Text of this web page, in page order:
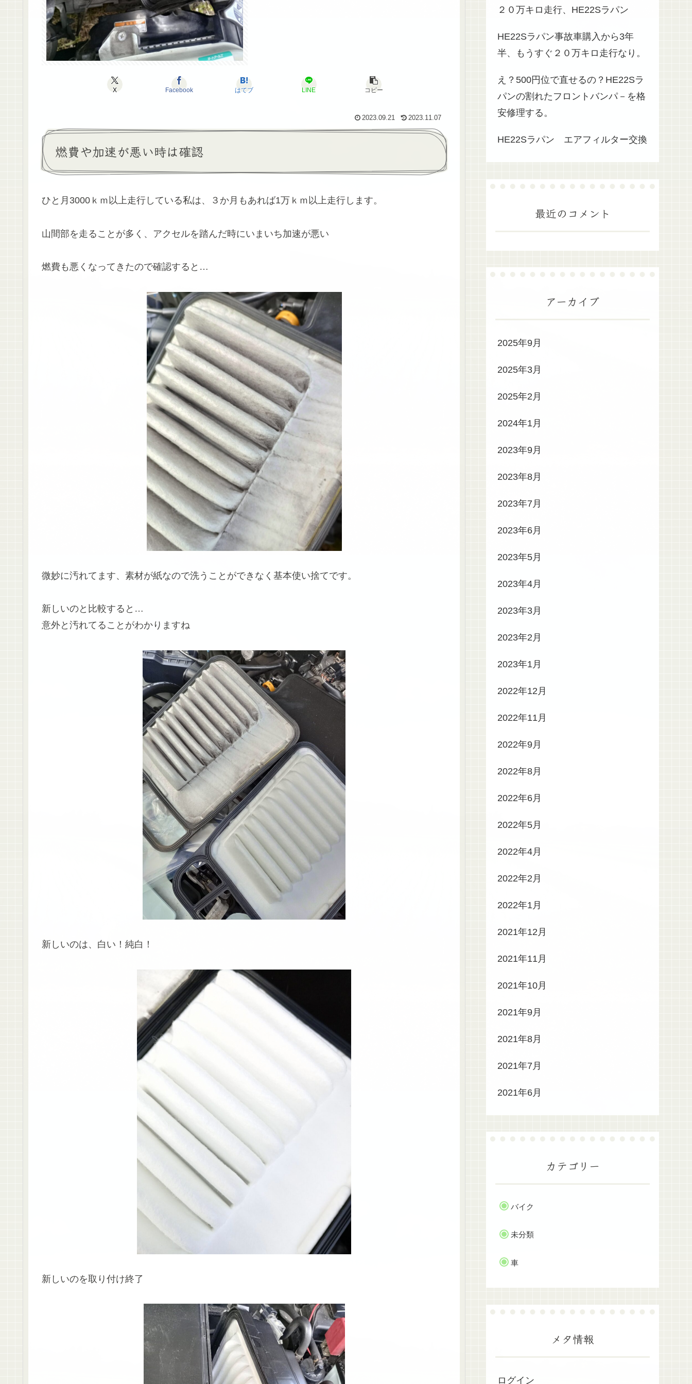
X Facebook はてブ LINE コピー
2023.09.21 2023.11.07
燃費や加速が悪い時は確認
ひと月3000ｋｍ以上走行している私は、３か月もあれば1万ｋｍ以上走行します。
山間部を走ることが多く、アクセルを踏んだ時にいまいち加速が悪い
燃費も悪くなってきたので確認すると…
微妙に汚れてます、素材が紙なので洗うことができなく基本使い捨てです。
新しいのと比較すると…
意外と汚れてることがわかりますね
新しいのは、白い！純白！
新しいのを取り付け終了
２０万キロ走行、HE22Sラパン
HE22Sラパン事故車購入から3年
半、もうすぐ２０万キロ走行なり。
え？500円位で直せるの？HE22Sラ
パンの割れたフロントバンパ－を格
安修理する。
HE22Sラパン エアフィルター交換
最近のコメント
アーカイブ
2025年9月
2025年3月
2025年2月
2024年1月
2023年9月
2023年8月
2023年7月
2023年6月
2023年5月
2023年4月
2023年3月
2023年2月
2023年1月
2022年12月
2022年11月
2022年9月
2022年8月
2022年6月
2022年5月
2022年4月
2022年2月
2022年1月
2021年12月
2021年11月
2021年10月
2021年9月
2021年8月
2021年7月
2021年6月
カテゴリー
バイク
未分類
車
メタ情報
ログイン